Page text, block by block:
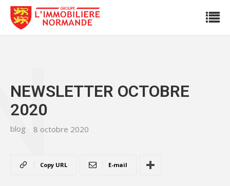
NEWSLETTER OCTOBRE
2020
blog 8 octobre 2020
Copy URL E-mail